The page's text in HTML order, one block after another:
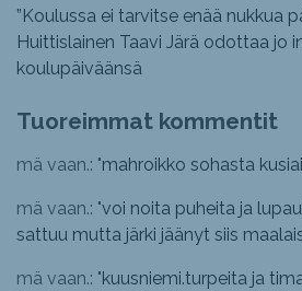
”Koulussa ei tarvitse enää nukkua
Huittislainen Taavi Järä odottaa jo
koulupäiväänsä
Tuoreimmat kommentit
mä vaan.: "mahroikko sohasta
mä vaan.: "voi noita puheita ja
sattuu mutta järki jäänyt siis
mä vaan.: "kuusniemi.turpeita ja